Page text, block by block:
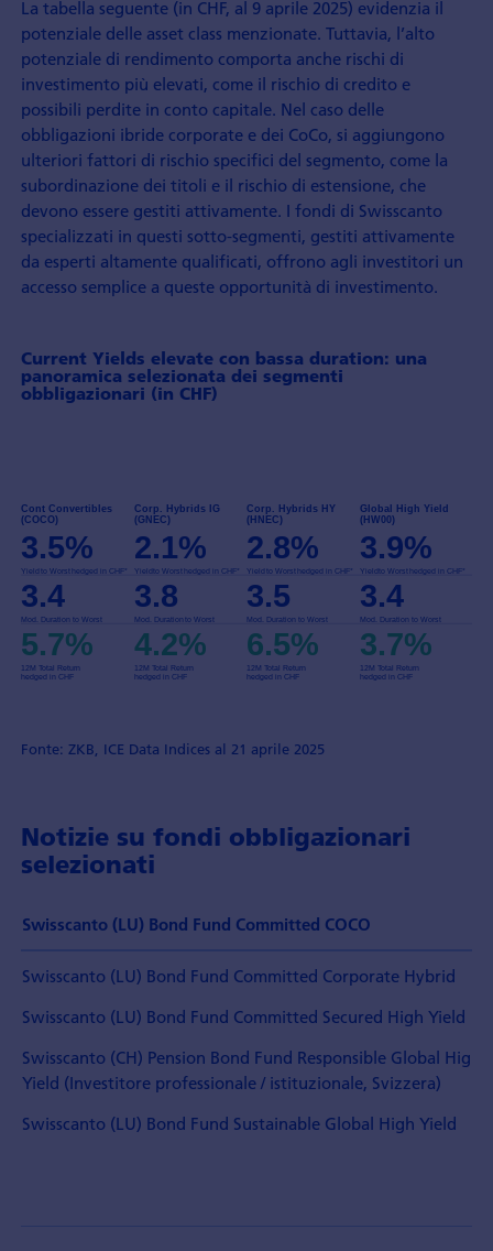
La tabella seguente (in CHF, al 9 aprile 2025) evidenzia il
potenziale delle asset class menzionate. Tuttavia, l’alto
potenziale di rendimento comporta anche rischi di
investimento più elevati, come il rischio di credito e
possibili perdite in conto capitale. Nel caso delle
obbligazioni ibride corporate e dei CoCo, si aggiungono
ulteriori fattori di rischio specifici del segmento, come la
subordinazione dei titoli e il rischio di estensione, che
devono essere gestiti attivamente. I fondi di Swisscanto
specializzati in questi sotto-segmenti, gestiti attivamente
da esperti altamente qualificati, offrono agli investitori un
accesso semplice a queste opportunità di investimento.
Current Yields elevate con bassa duration: una
panoramica selezionata dei segmenti
obbligazionari (in CHF)
Fonte: ZKB, ICE Data Indices al 21 aprile 2025
Notizie su fondi obbligazionari
selezionati
Swisscanto (LU) Bond Fund Committed COCO
Swisscanto (LU) Bond Fund Committed Corporate Hybrid
Swisscanto (LU) Bond Fund Committed Secured High Yield
Swisscanto (CH) Pension Bond Fund Responsible Global High
Yield (Investitore professionale / istituzionale, Svizzera)
Swisscanto (LU) Bond Fund Sustainable Global High Yield